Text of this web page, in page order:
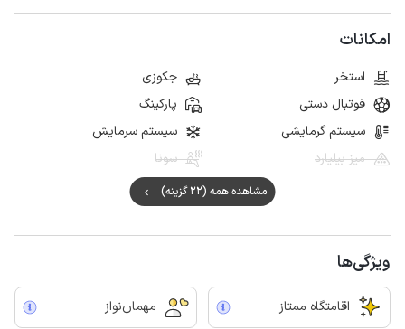
امکانات
استخر
جکوزی
فوتبال دستی
پارکینگ
سیستم گرمایشی
سیستم سرمایش
میز بیلیارد
سونا
مشاهده همه (22 گزینه)
ویژگی‌ها
اقامتگاه ممتاز مهمان‌نواز